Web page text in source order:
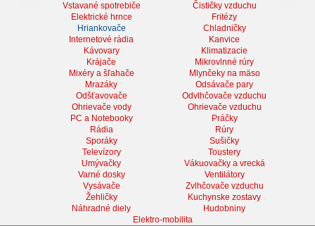
Vstavané spotrebiče
Čističky vzduchu
Elektrické hrnce
Fritézy
Hriankovače
Chladničky
Internetové rádia
Kanvice
Kávovary
Klimatizacie
Krájače
Mikrovlnné rúry
Mixéry a šľahače
Mlynčeky na mäso
Mrazáky
Odsávače pary
Odšťavovače
Odvlhčovače vzduchu
Ohrievače vody
Ohrievače vzduchu
PC a Notebooky
Práčky
Rádia
Rúry
Sporáky
Sušičky
Televízory
Toustery
Umývačky
Vákuovačky a vrecká
Varné dosky
Ventilátory
Vysávače
Zvlhčovače vzduchu
Žehličky
Kuchynske zostavy
Náhradné diely
Hudobniny
Elektro-mobilita